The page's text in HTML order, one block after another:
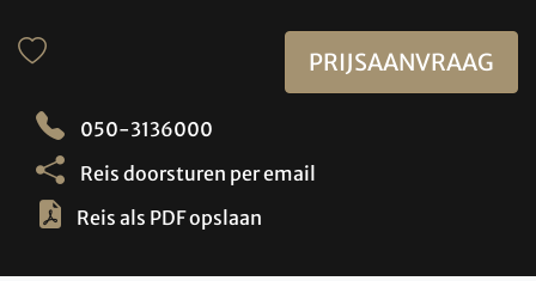
PRIJSAANVRAAG
050-3136000
Reis doorsturen per email
Reis als PDF opslaan